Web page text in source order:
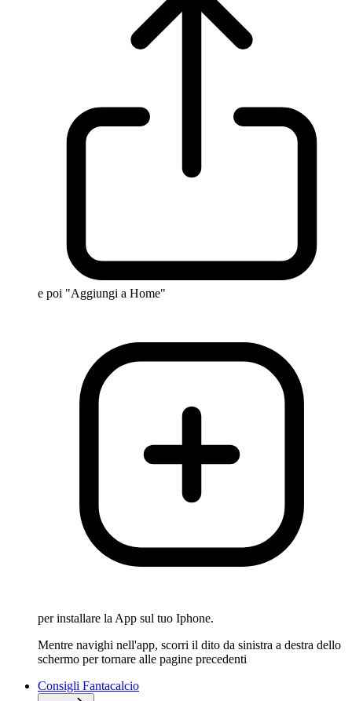
e poi "Aggiungi a Home"
per installare la App sul tuo Iphone.
Mentre navighi nell'app, scorri il dito da sinistra a destra dello
schermo per tornare alle pagine precedenti
Consigli Fantacalcio